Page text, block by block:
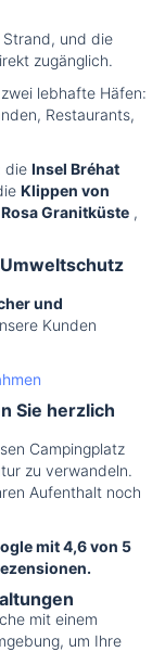
und die
zugänglich.
lebhafte Häfen:
Restaurants,
die Insel Bréhat
Klippen von
Rosa Granitküste ,
und
Kunden
Sie herzlich
Campingplatz
zu verwandeln.
Aufenthalt noch
mit 4,6 von 5
mit einem
um Ihre